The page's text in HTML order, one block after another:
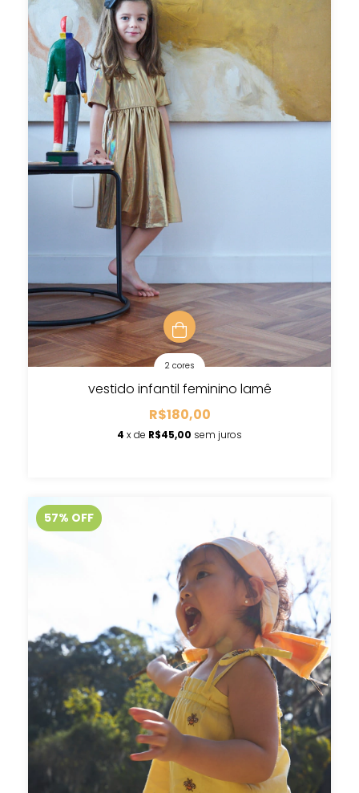
2 cores
vestido infantil feminino lamê
R$180,00
4 x de R$45,00 sem juros
57% OFF